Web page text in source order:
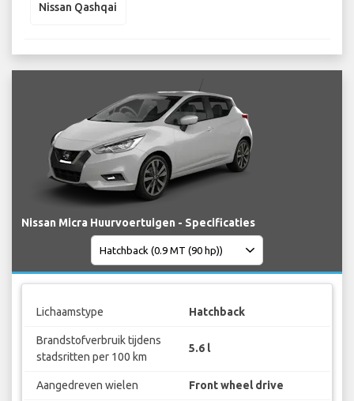
Nissan Qashqai
Nissan Micra Huurvoertuigen - Specificaties
Lichaamstype Hatchback
Brandstofverbruik tijdens
stadsritten per 100 km
5.6 l
Aangedreven wielen Front wheel drive